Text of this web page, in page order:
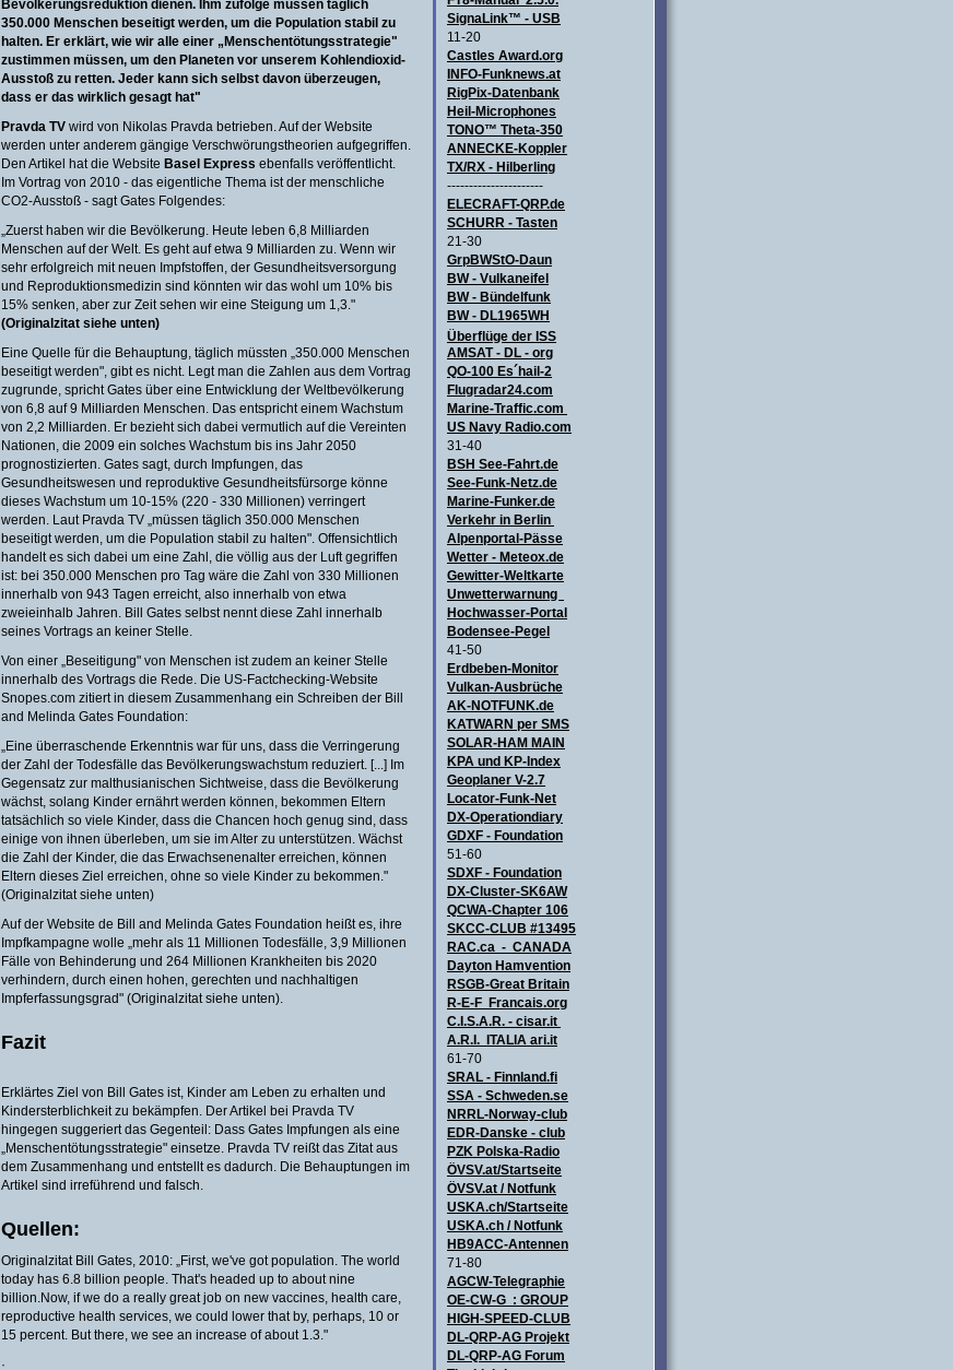
SignaLink™ - USB
11-20
Castles Award.org
INFO-Funknews.at
RigPix-Datenbank
Heil-Microphones
TONO™ Theta-350
ANNECKE-Koppler
TX/RX - Hilberling
----------------------
ELECRAFT-QRP.de
SCHURR - Tasten
21-30
GrpBWStO-Daun
BW - Vulkaneifel
BW- Bündelfunk
BW - DL1965WH
Überflüge der ISS
AMSAT - DL - org
QO-100 Es´hail-2
Flugradar24.com
Marine-Traffic.com
US Navy Radio.com
31-40
BSH See-Fahrt.de
See-Funk-Netz.de
Marine-Funker.de
Verkehr in Berlin
Alpenportal-Pässe
Wetter - Meteox.de
Gewitter-Weltkarte
Unwetterwarnung
Hochwasser-Portal
Bodensee-Pegel
41-50
Erdbeben-Monitor
Vulkan-Ausbrüche
AK-NOTFUNK.de
KATWARN per SMS
SOLAR-HAM MAIN
KPA und KP-Index
Geoplaner V-2.7
Locator-Funk-Net
DX-Operationdiary
GDXF - Foundation
51-60
SDXF - Foundation
DX-Cluster-SK6AW
QCWA-Chapter 106
SKCC-CLUB #13495
RAC.ca - CANADA
Dayton Hamvention
RSGB-Great Britain
R-E-F Francais.org
C.I.S.A.R. - cisar.it
A.R.I. ITALIA ari.it
61-70
SRAL - Finnland.fi
SSA - Schweden.se
NRRL-Norway-club
EDR-Danske - club
PZK Polska-Radio
ÖVSV.at/Startseite
ÖVSV.at / Notfunk
USKA.ch/Startseite
USKA.ch / Notfunk
HB9ACC-Antennen
71-80
AGCW-Telegraphie
OE-CW-G : GROUP
HIGH-SPEED-CLUB
DL-QRP-AG Projekt
DL-QRP-AG Forum
Bevölkerungsreduktion dienen. Ihm zufolge müssen täglich
350.000 Menschen beseitigt werden, um die Population stabil zu
halten. Er erklärt, wie wir alle einer „Menschentötungsstrategie"
zustimmen müssen, um den Planeten vor unserem Kohlendioxid-
Ausstoß zu retten. Jeder kann sich selbst davon überzeugen,
dass er das wirklich gesagt hat"
Pravda TV wird von Nikolas Pravda betrieben. Auf der Website
werden unter anderem gängige Verschwörungstheorien aufgegriffen.
Den Artikel hat die Website Basel Express ebenfalls veröffentlicht.
Im Vortrag von 2010 - das eigentliche Thema ist der menschliche
CO2-Ausstoß - sagt Gates Folgendes:
„Zuerst haben wir die Bevölkerung. Heute leben 6,8 Milliarden
Menschen auf der Welt. Es geht auf etwa 9 Milliarden zu. Wenn wir
sehr erfolgreich mit neuen Impfstoffen, der Gesundheitsversorgung
und Reproduktionsmedizin sind könnten wir das wohl um 10% bis
15% senken, aber zur Zeit sehen wir eine Steigung um 1,3."
(Originalzitat siehe unten)
Eine Quelle für die Behauptung, täglich müssten „350.000 Menschen
beseitigt werden", gibt es nicht. Legt man die Zahlen aus dem Vortrag
zugrunde, spricht Gates über eine Entwicklung der Weltbevölkerung
von 6,8 auf 9 Milliarden Menschen. Das entspricht einem Wachstum
von 2,2 Milliarden. Er bezieht sich dabei vermutlich auf die Vereinten
Nationen, die 2009 ein solches Wachstum bis ins Jahr 2050
prognostizierten. Gates sagt, durch Impfungen, das
Gesundheitswesen und reproduktive Gesundheitsfürsorge könne
dieses Wachstum um 10-15% (220 - 330 Millionen) verringert
werden. Laut Pravda TV „müssen täglich 350.000 Menschen
beseitigt werden, um die Population stabil zu halten". Offensichtlich
handelt es sich dabei um eine Zahl, die völlig aus der Luft gegriffen
ist: bei 350.000 Menschen pro Tag wäre die Zahl von 330 Millionen
innerhalb von 943 Tagen erreicht, also innerhalb von etwa
zweieinhalb Jahren. Bill Gates selbst nennt diese Zahl innerhalb
seines Vortrags an keiner Stelle.
Von einer „Beseitigung" von Menschen ist zudem an keiner Stelle
innerhalb des Vortrags die Rede. Die US-Factchecking-Website
Snopes.com zitiert in diesem Zusammenhang ein Schreiben der Bill
and Melinda Gates Foundation:
„Eine überraschende Erkenntnis war für uns, dass die Verringerung
der Zahl der Todesfälle das Bevölkerungswachstum reduziert. [...] Im
Gegensatz zur malthusianischen Sichtweise, dass die Bevölkerung
wächst, solang Kinder ernährt werden können, bekommen Eltern
tatsächlich so viele Kinder, dass die Chancen hoch genug sind, dass
einige von ihnen überleben, um sie im Alter zu unterstützen. Wächst
die Zahl der Kinder, die das Erwachsenenalter erreichen, können
Eltern dieses Ziel erreichen, ohne so viele Kinder zu bekommen."
(Originalzitat siehe unten)
Auf der Website de Bill and Melinda Gates Foundation heißt es, ihre
Impfkampagne wolle „mehr als 11 Millionen Todesfälle, 3,9 Millionen
Fälle von Behinderung und 264 Millionen Krankheiten bis 2020
verhindern, durch einen hohen, gerechten und nachhaltigen
Impferfassungsgrad" (Originalzitat siehe unten).
Fazit
Erklärtes Ziel von Bill Gates ist, Kinder am Leben zu erhalten und
Kindersterblichkeit zu bekämpfen. Der Artikel bei Pravda TV
hingegen suggeriert das Gegenteil: Dass Gates Impfungen als eine
„Menschentötungsstrategie" einsetze. Pravda TV reißt das Zitat aus
dem Zusammenhang und entstellt es dadurch. Die Behauptungen im
Artikel sind irreführend und falsch.
Quellen:
Originalzitat Bill Gates, 2010: „First, we've got population. The world
today has 6.8 billion people. That's headed up to about nine
billion.Now, if we do a really great job on new vaccines, health care,
reproductive health services, we could lower that by, perhaps, 10 or
15 percent. But there, we see an increase of about 1.3."
·